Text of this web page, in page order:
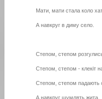
Мати, мати стала коло
А навкруг в диму село.
Степом, степом
Степом, степом - клекiт
Степом, степом падають
А навкруг шумлять жита.